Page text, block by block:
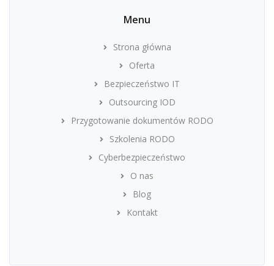
Menu
Strona główna
Oferta
Bezpieczeństwo IT
Outsourcing IOD
Przygotowanie dokumentów RODO
Szkolenia RODO
Cyberbezpieczeństwo
O nas
Blog
Kontakt